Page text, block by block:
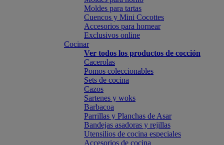
Moldes para tartas
Cuencos y Mini Cocottes
Accesorios para hornear
Exclusivos online
Cocinar
Ver todos los productos de cocción
Cacerolas
Pomos coleccionables
Sets de cocina
Cazos
Sartenes y woks
Barbacoa
Parrillas y Planchas de Asar
Bandejas asadoras y rejillas
Utensilios de cocina especiales
Accesorios de cocina